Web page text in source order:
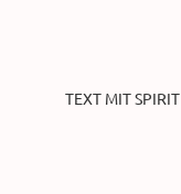
TEXT MIT SPIRIT